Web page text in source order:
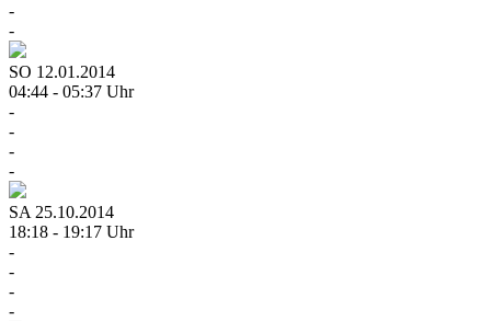
-
-
SO 12.01.2014
04:44 - 05:37 Uhr
-
-
-
-
SA 25.10.2014
18:18 - 19:17 Uhr
-
-
-
-